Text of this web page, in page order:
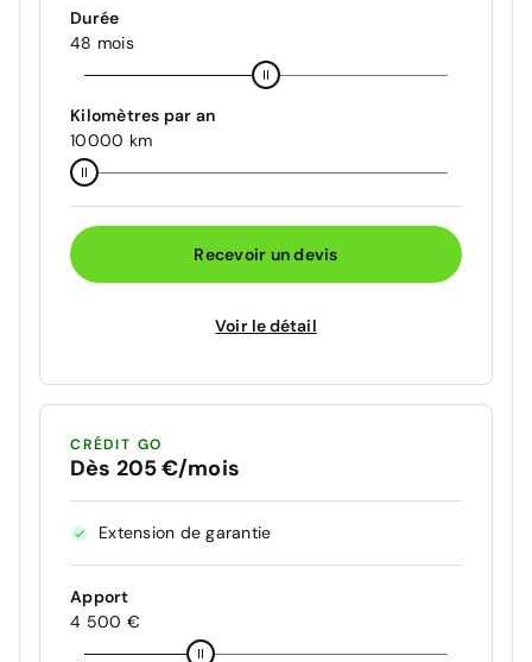
Durée
48 mois
Kilomètres par an
10000 km
Recevoir un devis
Voir le détail
CRÉDIT GO
Dès 205 €/mois
Extension de garantie
Apport
4 500 €